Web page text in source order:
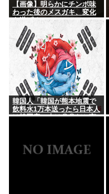
【画像】明らかにチンポ味
わった後のメスガキ、変化
を遂げる
韓国人「韓国が熊本地震で
飲料水1万本送ったら日本人
は韓国産の水は〇〇だと言